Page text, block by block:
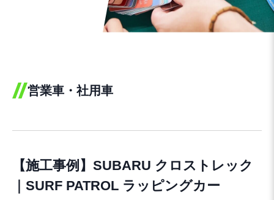
営業車・社用車
【施工事例】SUBARU クロストレック
｜SURF PATROL ラッピングカー